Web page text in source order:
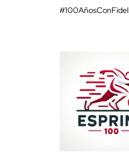
#100AñosConFidel